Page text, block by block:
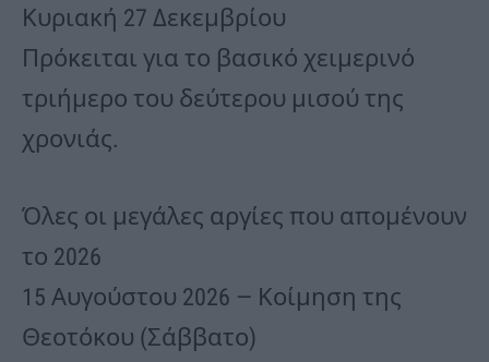
Κυριακή 27 Δεκεμβρίου
Πρόκειται για το βασικό χειμερινό
τριήμερο του δεύτερου μισού της
χρονιάς.
Όλες οι μεγάλες αργίες που απομένουν
το 2026
15 Αυγούστου 2026 — Κοίμηση της
Θεοτόκου (Σάββατο)